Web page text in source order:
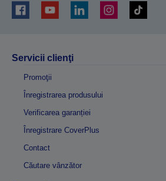
Servicii clienţi
Promoţii
Înregistrarea produsului
Verificarea garanției
Înregistrare CoverPlus
Contact
Căutare vânzător